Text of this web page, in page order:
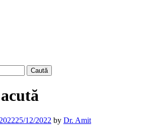
25/12/2022 by Dr. Amit